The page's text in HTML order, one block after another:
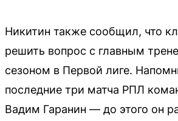
Никитин также сообщил, что
решить вопрос с главным
сезоном в Первой лиге.
последние три матча РПЛ
Вадим Гаранин — до этого он